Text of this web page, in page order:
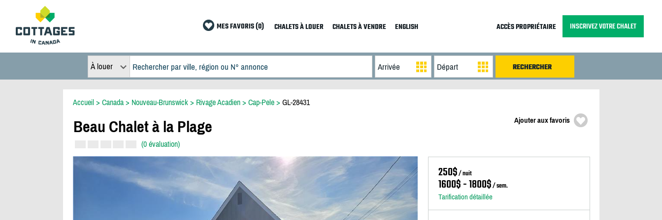
MES FAVORIS (0) CHALETS À LOUER CHALETS À VENDRE ENGLISH ACCÈS PROPRIÉTAIRE INSCRIVEZ VOTRE CHALET
À louer
Accueil> Canada> Nouveau-Brunswick> Rivage Acadien> Cap-Pele> GL-28431
Beau Chalet à la Plage
(0 évaluation)
Ajouter aux favoris
250$/ nuit
1600$ - 1800$/ sem.
Tarification détaillée